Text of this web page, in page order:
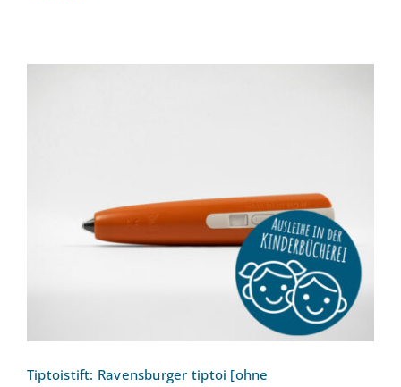
Tiptoistift: Ravensburger tiptoi [ohne
Aufladefunktion]
Tiptoistift: Ravensburger tiptoi [ohne